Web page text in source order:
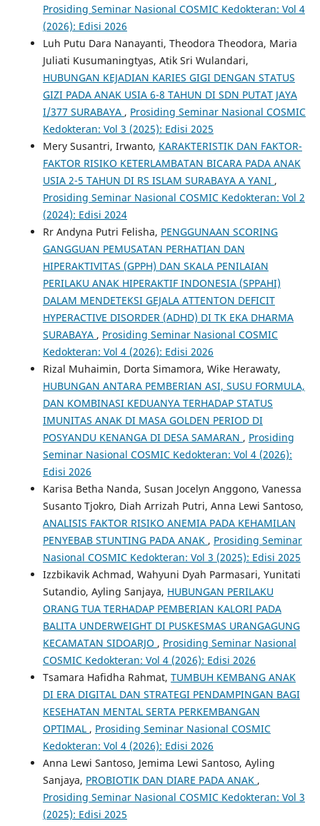
Prosiding Seminar Nasional COSMIC Kedokteran: Vol 4
(2026): Edisi 2026
Luh Putu Dara Nanayanti, Theodora Theodora, Maria
Juliati Kusumaningtyas, Atik Sri Wulandari,
HUBUNGAN KEJADIAN KARIES GIGI DENGAN STATUS
GIZI PADA ANAK USIA 6-8 TAHUN DI SDN PUTAT JAYA
I/377 SURABAYA , Prosiding Seminar Nasional COSMIC
Kedokteran: Vol 3 (2025): Edisi 2025
Mery Susantri, Irwanto, KARAKTERISTIK DAN FAKTOR-
FAKTOR RISIKO KETERLAMBATAN BICARA PADA ANAK
USIA 2-5 TAHUN DI RS ISLAM SURABAYA A YANI ,
Prosiding Seminar Nasional COSMIC Kedokteran: Vol 2
(2024): Edisi 2024
Rr Andyna Putri Felisha, PENGGUNAAN SCORING
GANGGUAN PEMUSATAN PERHATIAN DAN
HIPERAKTIVITAS (GPPH) DAN SKALA PENILAIAN
PERILAKU ANAK HIPERAKTIF INDONESIA (SPPAHI)
DALAM MENDETEKSI GEJALA ATTENTON DEFICIT
HYPERACTIVE DISORDER (ADHD) DI TK EKA DHARMA
SURABAYA , Prosiding Seminar Nasional COSMIC
Kedokteran: Vol 4 (2026): Edisi 2026
Rizal Muhaimin, Dorta Simamora, Wike Herawaty,
HUBUNGAN ANTARA PEMBERIAN ASI, SUSU FORMULA,
DAN KOMBINASI KEDUANYA TERHADAP STATUS
IMUNITAS ANAK DI MASA GOLDEN PERIOD DI
POSYANDU KENANGA DI DESA SAMARAN , Prosiding
Seminar Nasional COSMIC Kedokteran: Vol 4 (2026):
Edisi 2026
Karisa Betha Nanda, Susan Jocelyn Anggono, Vanessa
Susanto Tjokro, Diah Arrizah Putri, Anna Lewi Santoso,
ANALISIS FAKTOR RISIKO ANEMIA PADA KEHAMILAN
PENYEBAB STUNTING PADA ANAK , Prosiding Seminar
Nasional COSMIC Kedokteran: Vol 3 (2025): Edisi 2025
Izzbikavik Achmad, Wahyuni Dyah Parmasari, Yunitati
Sutandio, Ayling Sanjaya, HUBUNGAN PERILAKU
ORANG TUA TERHADAP PEMBERIAN KALORI PADA
BALITA UNDERWEIGHT DI PUSKESMAS URANGAGUNG
KECAMATAN SIDOARJO , Prosiding Seminar Nasional
COSMIC Kedokteran: Vol 4 (2026): Edisi 2026
Tsamara Hafidha Rahmat, TUMBUH KEMBANG ANAK
DI ERA DIGITAL DAN STRATEGI PENDAMPINGAN BAGI
KESEHATAN MENTAL SERTA PERKEMBANGAN
OPTIMAL , Prosiding Seminar Nasional COSMIC
Kedokteran: Vol 4 (2026): Edisi 2026
Anna Lewi Santoso, Jemima Lewi Santoso, Ayling
Sanjaya, PROBIOTIK DAN DIARE PADA ANAK ,
Prosiding Seminar Nasional COSMIC Kedokteran: Vol 3
(2025): Edisi 2025